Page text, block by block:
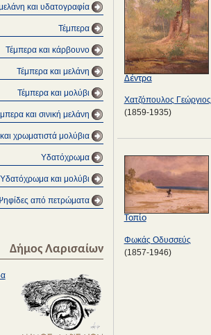
και υδατογραφία
Τέμπερα
Τέμπερα και κάρβουνο
Τέμπερα και μελάνη
Τέμπερα και μολύβι
και σινική μελάνη
χρωματιστά μολύβια
Υδατόχρωμα
Υδατόχρωμα και μολύβι
από πετρώματα
Δήμος Λαρισαίων
Δέντρα
Χατζόπουλος Γεώργιος
(1859-1935)
Τοπίο
Φωκάς Οδυσσεύς
(1857-1946)